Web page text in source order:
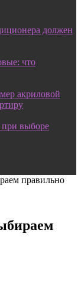
должен
что
акриловой
при выборе
правильно